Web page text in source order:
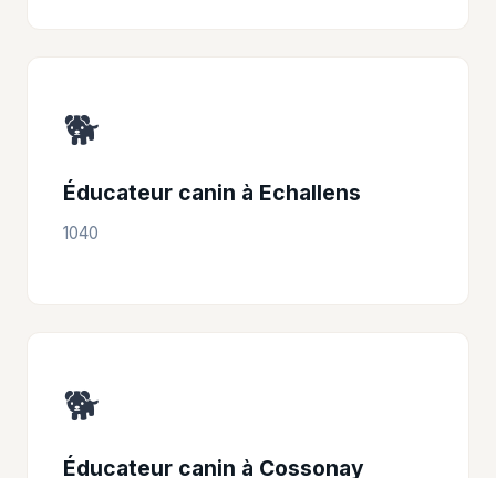
🐕
Éducateur canin à Echallens
1040
🐕
Éducateur canin à Cossonay